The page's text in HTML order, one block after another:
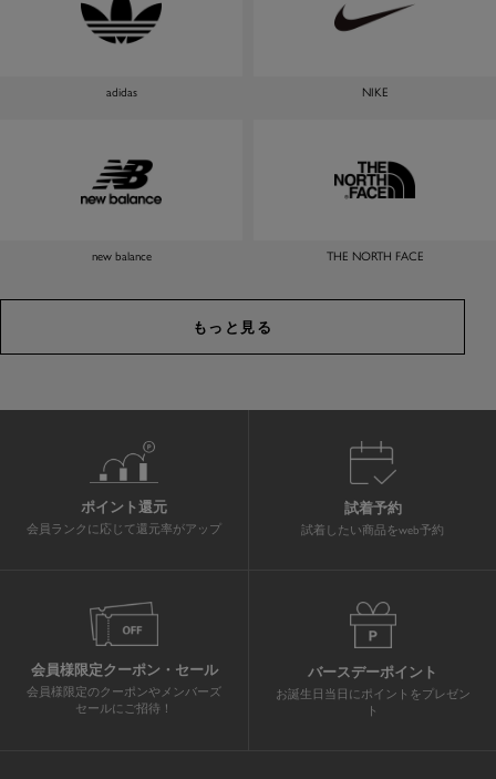
adidas NIKE
new balance THE NORTH FACE
もっと見る
ポイント還元
会員ランクに応じて還元率がアップ
試着予約
試着したい商品をweb予約
会員様限定クーポン・セール
会員様限定のクーポンやメンバーズ
セールにご招待！
バースデーポイント
お誕生日当日にポイントをプレゼン
ト